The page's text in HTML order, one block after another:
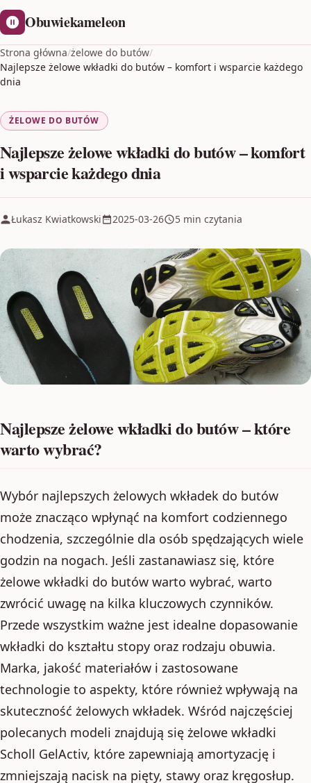
Obuwiekameleon
Strona główna/żelowe do butów/
Najlepsze żelowe wkładki do butów – komfort i wsparcie każdego
dnia
ŻELOWE DO BUTÓW
Najlepsze żelowe wkładki do butów – komfort
i wsparcie każdego dnia
Łukasz Kwiatkowski 2025-03-26 5 min czytania
Najlepsze żelowe wkładki do butów – które
warto wybrać?
Wybór najlepszych żelowych wkładek do butów
może znacząco wpłynąć na komfort codziennego
chodzenia, szczególnie dla osób spędzających wiele
godzin na nogach. Jeśli zastanawiasz się, które
żelowe wkładki do butów warto wybrać, warto
zwrócić uwagę na kilka kluczowych czynników.
Przede wszystkim ważne jest idealne dopasowanie
wkładki do kształtu stopy oraz rodzaju obuwia.
Marka, jakość materiałów i zastosowane
technologie to aspekty, które również wpływają na
skuteczność żelowych wkładek. Wśród najczęściej
polecanych modeli znajdują się żelowe wkładki
Scholl GelActiv, które zapewniają amortyzację i
zmniejszają nacisk na pięty, stawy oraz kręgosłup.